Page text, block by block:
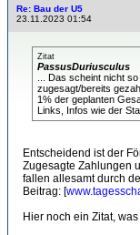
Re: Bau der U5
23.11.2023 01:54
Zitat
PassusDuriusculus
... Das scheint nicht
zugesagt/bereits
1% der geplanten
Links, Infos wie der
Entscheidend ist der
Zugesagte Zahlungen
fallen allesamt durch
Beitrag: [
Hier noch ein Zitat,